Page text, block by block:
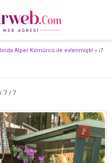
Alper Kömürcü ile evlenmişti! » i7
7 / 7